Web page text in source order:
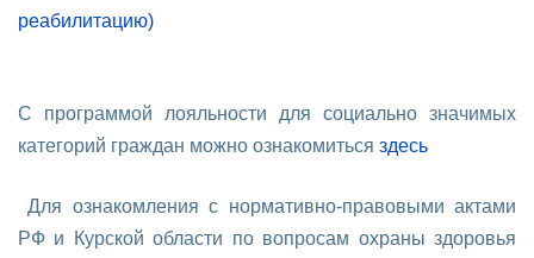
реабилитацию)
С программой лояльности для социально значимых
категорий граждан можно ознакомиться здесь
Для ознакомления с нормативно-правовыми актами
РФ и Курской области по вопросам охраны здоровья